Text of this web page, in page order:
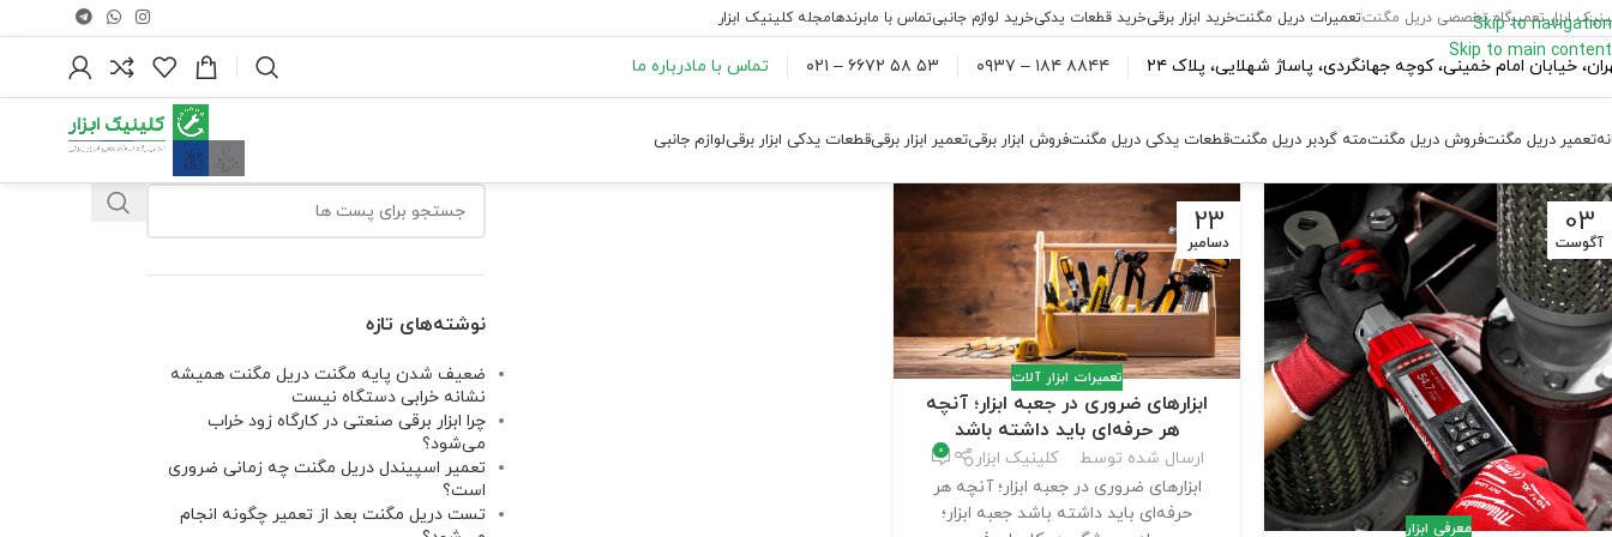
Skip to navigation
Skip to main content
ابزار تعمیرگاه تخصصی دریل مگنتتعمیرات دریل مگنتخرید ابزار برقیخرید قطعات یدکیخرید لوازم جانبیتماس با مابرندهامجله کلینیک ابزار
خیابان امام خمینی، کوچه جهانگردی، پاساژ شهلایی، پلاک ۲۴ ۸۸۴۴ ۱۸۴ – ۰۹۳۷ ۵۳ ۵۸ ۶۶۷۲ – ۰۲۱ تماس با مادرباره ما
تعمیر دریل مگنتفروش دریل مگنتمته گردبر دریل مگنتقطعات یدکی دریل مگنتفروش ابزار برقیتعمیر ابزار برقیقطعات یدکی ابزار برقیلوازم جانبی
03
آگوست
معرفی ابزار
23
دسامبر
تعمیرات ابزار آلات
ابزارهای ضروری در جعبه ابزار؛ آنچه
هر حرفه‌ای باید داشته باشد
ارسال شده توسط کلینیک ابزار 0
ابزارهای ضروری در جعبه ابزار؛ آنچه هر
حرفه‌ای باید داشته باشد جعبه ابزار؛
نوشته‌های تازه
ضعیف شدن پایه مگنت دریل مگنت همیشه
نشانه خرابی دستگاه نیست
چرا ابزار برقی صنعتی در کارگاه زود خراب
می‌شود؟
تعمیر اسپیندل دریل مگنت چه زمانی ضروری
است؟
تست دریل مگنت بعد از تعمیر چگونه انجام